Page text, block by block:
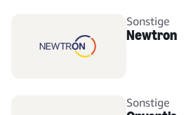
Sonstige
Newtron
Sonstige